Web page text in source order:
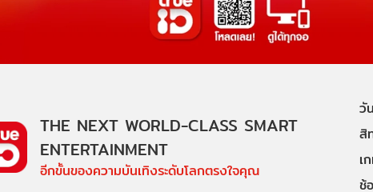
THE NEXT WORLD-CLASS SMART
ENTERTAINMENT
อีกขั้นของความบันเทิงระดับโลกตรงใจคุณ
วั
สิ
เ
ช้